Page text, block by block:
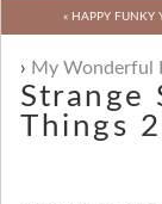
« HAPPY FUNKY
My Wonderful
Strange
Things